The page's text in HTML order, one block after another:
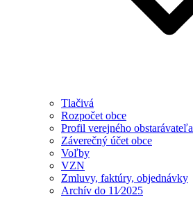
Tlačivá
Rozpočet obce
Profil verejného obstarávateľa
Záverečný účet obce
Voľby
VZN
Zmluvy, faktúry, objednávky
Archív do 11⁄2025